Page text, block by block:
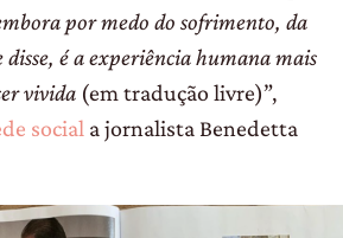
por medo do sofrimento, da
é a experiência humana mais
vivida (em tradução livre)”,
social a jornalista Benedetta